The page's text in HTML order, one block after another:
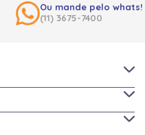
Ou mande pelo whats!
(11) 3675-7400